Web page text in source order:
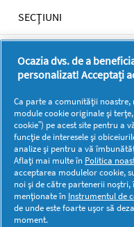
SECŢIUNI
DOCUMENTE LEGALE
Mai multă inspirație
Drepturi de autor © 2026
Ocazia dvs. de a
personalizat! Acceptați
Ca parte a comunității noastre,
module cookie originale și
cookie”) pe acest site pentru a
funcție de interesele și
analize și pentru a vă
Aflați mai multe în Politica
acceptarea modulelor cookie,
noi și de către partenerii
menționate în Instrumentul de
de unde este foarte ușor să
moment.